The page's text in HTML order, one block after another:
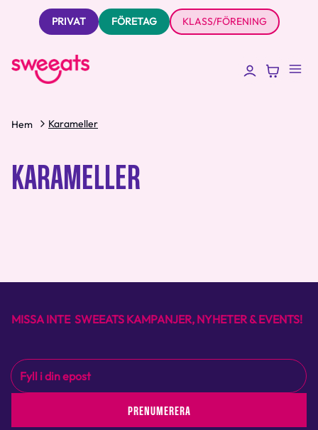
PRIVAT FÖRETAG KLASS/FÖRENING
Hem Karameller
KARAMELLER
MISSA INTE SWEEATS KAMPANJER, NYHETER & EVENTS!
PRENUMERERA